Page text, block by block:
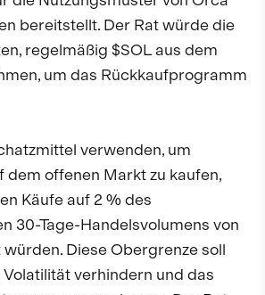
bereitstellt. Der Rat würde die
regelmäßig $SOL aus dem
um das Rückkaufprogramm
verwenden, um
dem offenen Markt zu kaufen,
Käufe auf 2 % des
30-Tage-Handelsvolumens von
Diese Obergrenze soll
verhindern und das